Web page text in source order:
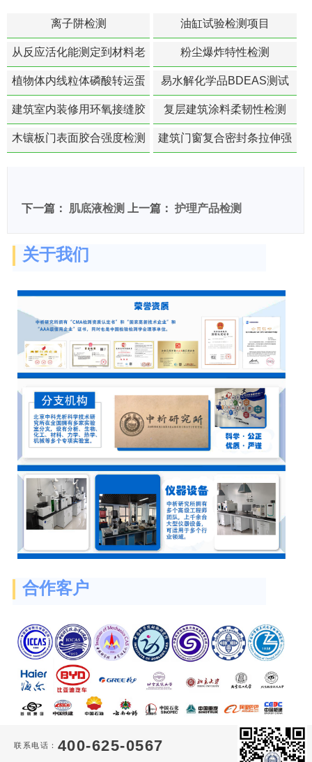
离子阱检测 油缸试验检测项目
从反应活化能测定到材料老
化寿命预测的经典模型
粉尘爆炸特性检测
植物体内线粒体磷酸转运蛋
白活性检测
易水解化学品BDEAS测试
建筑室内装修用环氧接缝胶
苯含量检测
复层建筑涂料柔韧性检测
木镶板门表面胶合强度检测
建筑门窗复合密封条拉伸强
下一篇： 肌底液检测 上一篇： 护理产品检测
关于我们
合作客户
联系电话： 400-625-0567